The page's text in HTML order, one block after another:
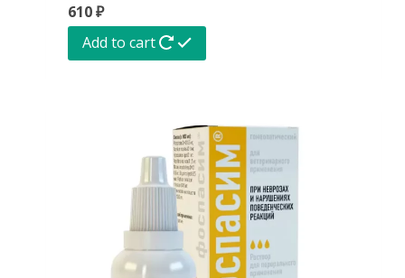
610₽
Add to cart